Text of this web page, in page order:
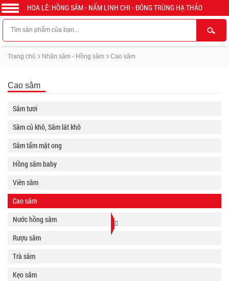
HOA LÊ: HỒNG SÂM - NẤM LINH CHI - ĐÔNG TRÙNG HẠ THẢO
Trang chủ Nhân sâm - Hồng sâm Cao sâm
Cao sâm
Sâm tươi
Sâm củ khô, Sâm lát khô
Sâm tẩm mật ong
Hồng sâm baby
Viên sâm
Cao sâm
Nước hồng sâm
Rượu sâm
Trà sâm
Kẹo sâm